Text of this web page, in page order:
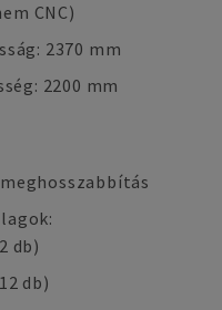
CNC)
2370 mm
2200 mm
db)
db)